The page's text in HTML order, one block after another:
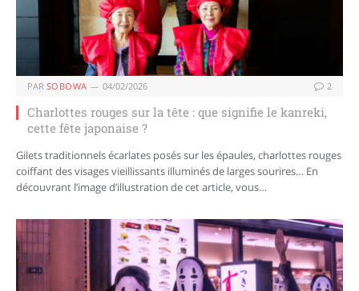
PAR SOBOWA 04/02/2026 2
Charlottes rouges sur la tête : que signifie le kanreki,
cette fête japonaise ?
Gilets traditionnels écarlates posés sur les épaules, charlottes rouges
coiffant des visages vieillissants illuminés de larges sourires… En
découvrant l’image d’illustration de cet article, vous…